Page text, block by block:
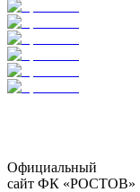
Официальный
сайт ФК «РОСТОВ»